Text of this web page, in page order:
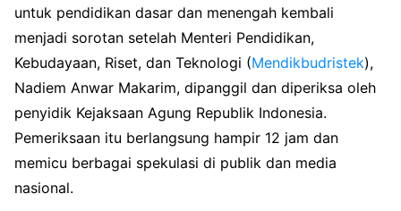
untuk pendidikan dasar dan menengah kembali
menjadi sorotan setelah Menteri Pendidikan,
Kebudayaan, Riset, dan Teknologi (Mendikbudristek),
Nadiem Anwar Makarim, dipanggil dan diperiksa oleh
penyidik Kejaksaan Agung Republik Indonesia.
Pemeriksaan itu berlangsung hampir 12 jam dan
memicu berbagai spekulasi di publik dan media
nasional.